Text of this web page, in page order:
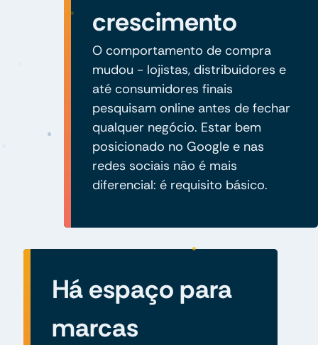
crescimento
O comportamento de compra
mudou - lojistas, distribuidores e
até consumidores finais
pesquisam online antes de fechar
qualquer negócio. Estar bem
posicionado no Google e nas
redes sociais não é mais
diferencial: é requisito básico.
Há espaço para
marcas